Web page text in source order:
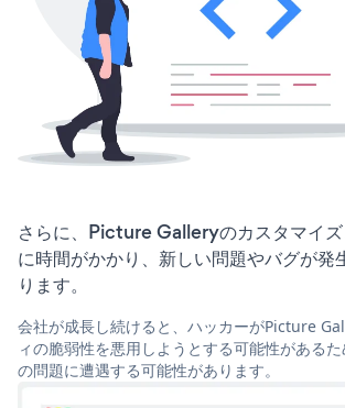
さらに、Picture Galleryのカスタマイズ
に時間がかかり、新しい問題やバグが発
ります。
会社が成長し続けると、ハッカーがPicture
ィの脆弱性を悪用しようとする可能性がある
の問題に遭遇する可能性があります。